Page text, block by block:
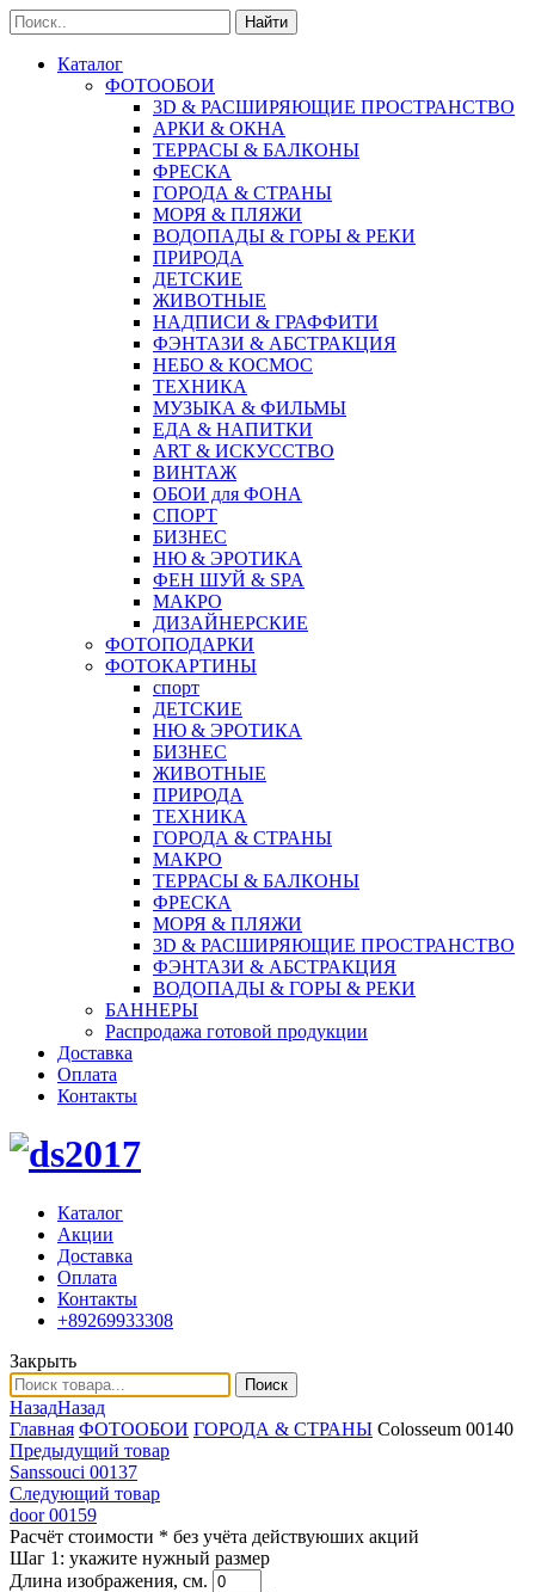
Найти
Каталог
ФОТООБОИ
3D & РАСШИРЯЮЩИЕ ПРОСТРАНСТВО
АРКИ & ОКНА
ТЕРРАСЫ & БАЛКОНЫ
ФРЕСКА
ГОРОДА & СТРАНЫ
МОРЯ & ПЛЯЖИ
ВОДОПАДЫ & ГОРЫ & РЕКИ
ПРИРОДА
ДЕТСКИЕ
ЖИВОТНЫЕ
НАДПИСИ & ГРАФФИТИ
ФЭНТАЗИ & АБСТРАКЦИЯ
НЕБО & КОСМОС
ТЕХНИКА
МУЗЫКА & ФИЛЬМЫ
ЕДА & НАПИТКИ
ART & ИСКУССТВО
ВИНТАЖ
ОБОИ для ФОНА
СПОРТ
БИЗНЕС
НЮ & ЭРОТИКА
ФЕН ШУЙ & SPA
МАКРО
ДИЗАЙНЕРСКИЕ
ФОТОПОДАРКИ
ФОТОКАРТИНЫ
спорт
ДЕТСКИЕ
НЮ & ЭРОТИКА
БИЗНЕС
ЖИВОТНЫЕ
ПРИРОДА
ТЕХНИКА
ГОРОДА & СТРАНЫ
МАКРО
ТЕРРАСЫ & БАЛКОНЫ
ФРЕСКА
МОРЯ & ПЛЯЖИ
3D & РАСШИРЯЮЩИЕ ПРОСТРАНСТВО
ФЭНТАЗИ & АБСТРАКЦИЯ
ВОДОПАДЫ & ГОРЫ & РЕКИ
БАННЕРЫ
Распродажа готовой продукции
Доставка
Оплата
Контакты
Каталог
Акции
Доставка
Оплата
Контакты
+89269933308
Закрыть
Поиск
НазадНазад
Главная ФОТООБОИ ГОРОДА & СТРАНЫ Colosseum 00140
Предыдущий товар
Sanssouci 00137
Следующий товар
door 00159
Расчёт стоимости * без учёта действуюших акций
Шаг 1: укажите нужный размер
Длина изображения, см.